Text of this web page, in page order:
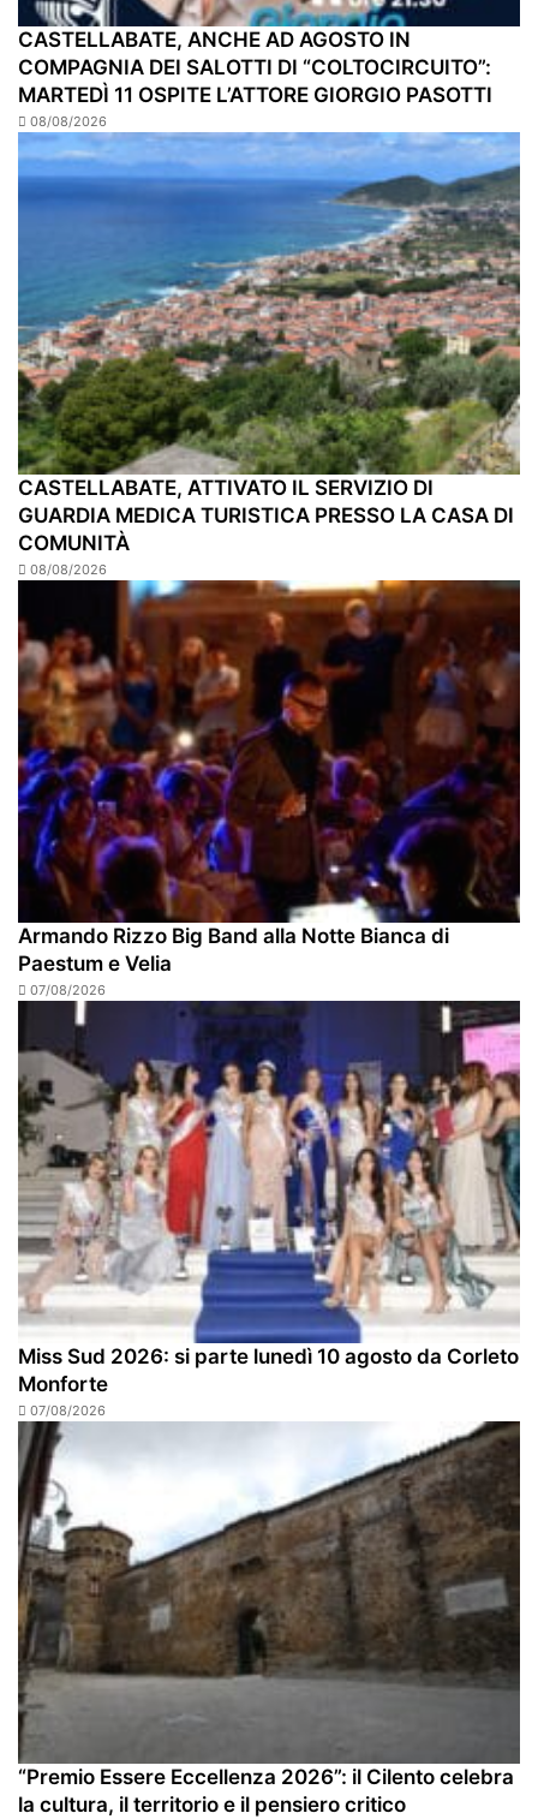
CASTELLABATE, ANCHE AD AGOSTO IN
COMPAGNIA DEI SALOTTI DI “COLTOCIRCUITO”:
MARTEDÌ 11 OSPITE L’ATTORE GIORGIO PASOTTI
08/08/2026
CASTELLABATE, ATTIVATO IL SERVIZIO DI
GUARDIA MEDICA TURISTICA PRESSO LA CASA DI
COMUNITÀ
08/08/2026
Armando Rizzo Big Band alla Notte Bianca di
Paestum e Velia
07/08/2026
Miss Sud 2026: si parte lunedì 10 agosto da Corleto
Monforte
07/08/2026
“Premio Essere Eccellenza 2026”: il Cilento celebra
la cultura, il territorio e il pensiero critico